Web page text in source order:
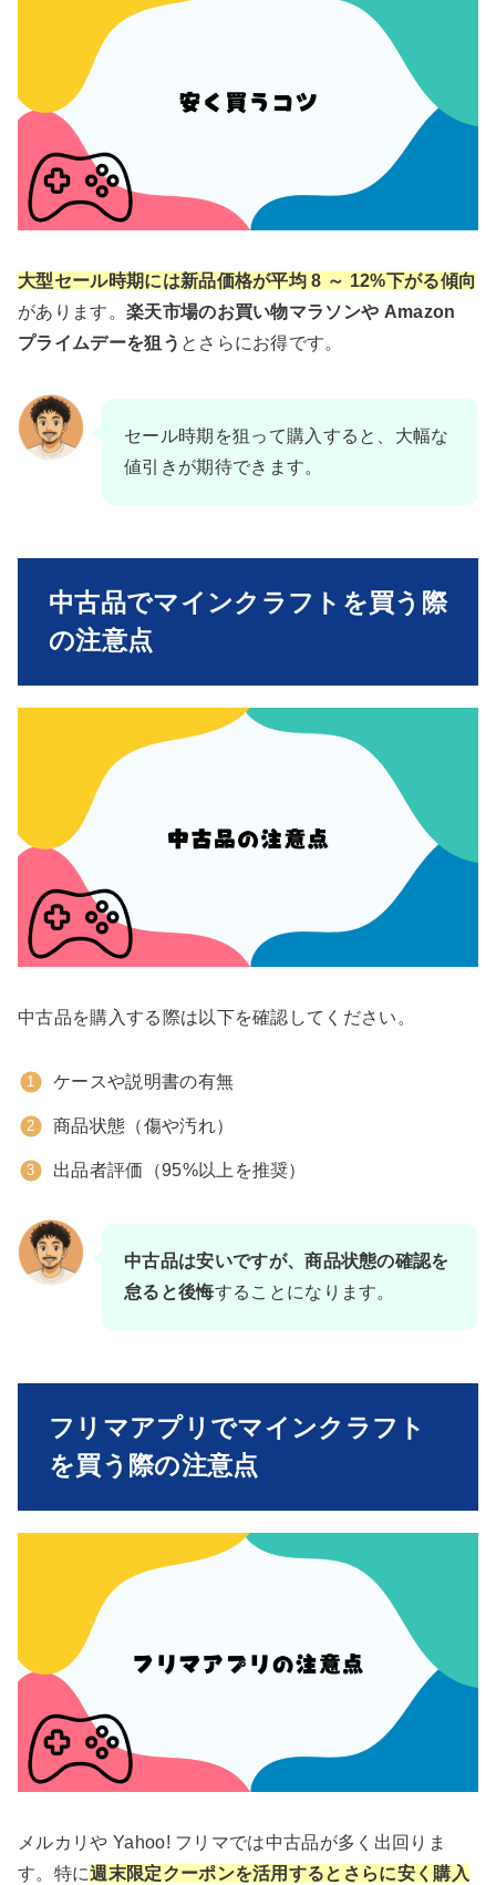
大型セール時期には新品価格が平均 8 ～ 12%下がる傾向
があります。 楽天市場のお買い物マラソンや Amazon
プライムデーを狙う とさらにお得です。
セール時期を狙って購入すると、大幅な
値引きが期待できます。
中古品でマインクラフトを買う際
の注意点
中古品を購入する際は以下を確認してください。
ケースや説明書の有無
商品状態（傷や汚れ）
出品者評価（95%以上を推奨）
中古品は安いですが、商品状態の確認を
怠ると後悔することになります。
フリマアプリでマインクラフト
を買う際の注意点
メルカリや Yahoo! フリマでは中古品が多く出回りま
す。特に週末限定クーポンを活用するとさらに安く購入